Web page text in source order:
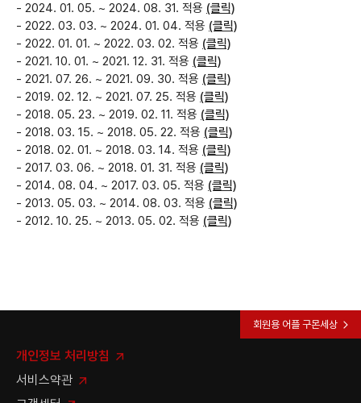
- 2024. 01. 05. ~ 2024. 08. 31. 적용 (클릭)
- 2022. 03. 03. ~ 2024. 01. 04. 적용 (클릭)
- 2022. 01. 01. ~ 2022. 03. 02. 적용 (클릭)
- 2021. 10. 01. ~ 2021. 12. 31. 적용 (클릭)
- 2021. 07. 26. ~ 2021. 09. 30. 적용 (클릭)
- 2019. 02. 12. ~ 2021. 07. 25. 적용 (클릭)
- 2018. 05. 23. ~ 2019. 02. 11. 적용 (클릭)
- 2018. 03. 15. ~ 2018. 05. 22. 적용 (클릭)
- 2018. 02. 01. ~ 2018. 03. 14. 적용 (클릭)
- 2017. 03. 06. ~ 2018. 01. 31. 적용 (클릭)
- 2014. 08. 04. ~ 2017. 03. 05. 적용 (클릭)
- 2013. 05. 03. ~ 2014. 08. 03. 적용 (클릭)
- 2012. 10. 25. ~ 2013. 05. 02. 적용 (클릭)
개인정보 처리방침
서비스약관
회원용 어플 구몬세상